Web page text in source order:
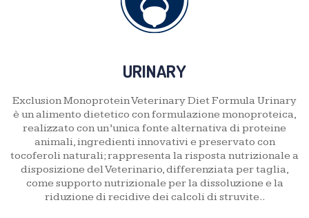
URINARY
Exclusion Monoprotein Veterinary Diet Formula Urinary
è un alimento dietetico con formulazione monoproteica,
realizzato con un’unica fonte alternativa di proteine
animali, ingredienti innovativi e preservato con
tocoferoli naturali; rappresenta la risposta nutrizionale a
disposizione del Veterinario, differenziata per taglia,
come supporto nutrizionale per la dissoluzione e la
riduzione di recidive dei calcoli di struvite..